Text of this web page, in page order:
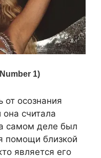
осознания
она считала
самом деле был
помощи близкой
является его